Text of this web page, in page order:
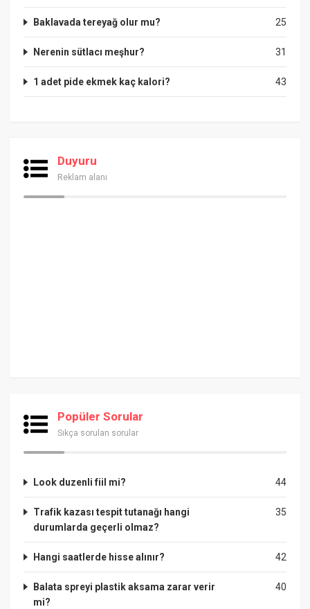
25
Baklavada tereyağ olur mu?
31
Nerenin sütlacı meşhur?
43
1 adet pide ekmek kaç kalori?
Duyuru
Reklam alanı
Popüler Sorular
Sıkça sorulan sorular
44
Look duzenli fiil mi?
35
Trafik kazası tespit tutanağı hangi
durumlarda geçerli olmaz?
42
Hangi saatlerde hisse alınır?
40
Balata spreyi plastik aksama zarar verir
mi?